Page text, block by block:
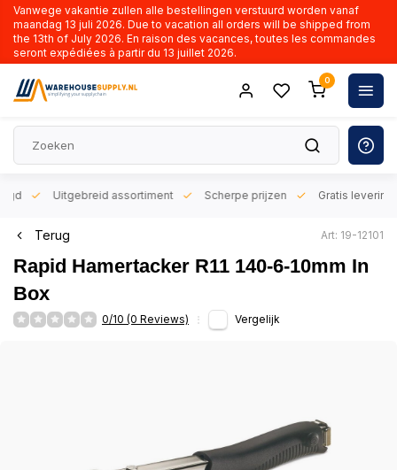
Vanwege vakantie zullen alle bestellingen verstuurd worden vanaf
maandag 13 juli 2026. Due to vacation all orders will be shipped from
the 13th of July 2026. En raison des vacances, toutes les commandes
seront expédiées à partir du 13 juillet 2026.
0
Uitgebreid assortiment Scherpe prijzen Gratis levering
Terug Art: 19-12101
Rapid Hamertacker R11 140-6-10mm In
Box
0/10 (0 Reviews) Vergelijk